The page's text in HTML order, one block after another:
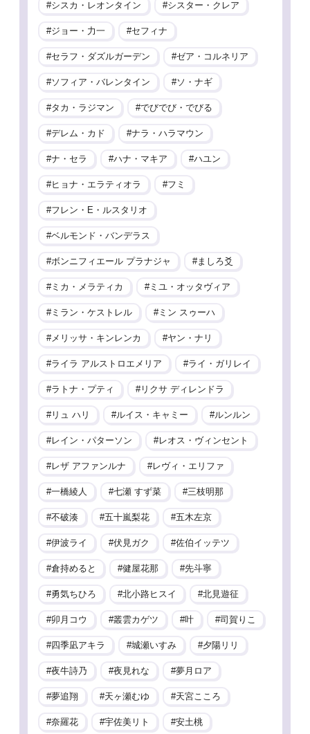
シスカ・レオンタイン シスター・クレア
ジョー・力一 セフィナ
セラフ・ダズルガーデン ゼア・コルネリア
ソフィア・バレンタイン ソ・ナギ
タカ・ラジマン でびでび・でびる
デレム・カド ナラ・ハラマウン
ナ・セラ ハナ・マキア ハユン
ヒョナ・エラティオラ フミ
フレン・E・ルスタリオ
ベルモンド・バンデラス
ボンニフィエール プラナジャ ましろ爻
ミカ・メラティカ ミユ・オッタヴィア
ミラン・ケストレル ミン スゥーハ
メリッサ・キンレンカ ヤン・ナリ
ライラ アルストロエメリア ライ・ガリレイ
ラトナ・プティ リクサ ディレンドラ
リュ ハリ ルイス・キャミー ルンルン
レイン・パターソン レオス・ヴィンセント
レザ アファンルナ レヴィ・エリファ
一橋綾人 七瀬 すず菜 三枝明那
不破湊 五十嵐梨花 五木左京
伊波ライ 伏見ガク 佐伯イッテツ
倉持めると 健屋花那 先斗寧
勇気ちひろ 北小路ヒスイ 北見遊征
卯月コウ 叢雲カゲツ 叶 司賀りこ
四季凪アキラ 城瀬いすみ 夕陽リリ
夜牛詩乃 夜見れな 夢月ロア
夢追翔 天ヶ瀬むゆ 天宮こころ
奈羅花 宇佐美リト 安土桃